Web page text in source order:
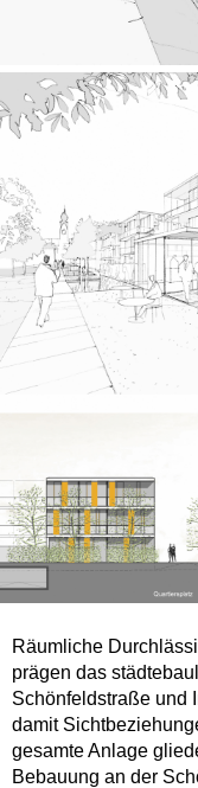
Räumliche
prägen das
Schönfeldstraße und
damit
gesamte Anlage
Bebauung an der